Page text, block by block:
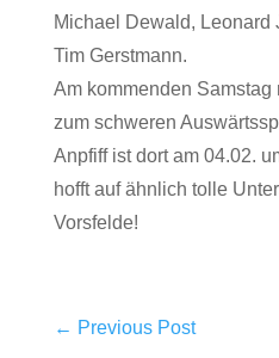
Michael Dewald, Leonard
Tim Gerstmann.
Am kommenden
zum schweren
Anpfiff ist dort am 04.02.
hofft auf ähnlich tolle
Vorsfelde!
← Previous Post